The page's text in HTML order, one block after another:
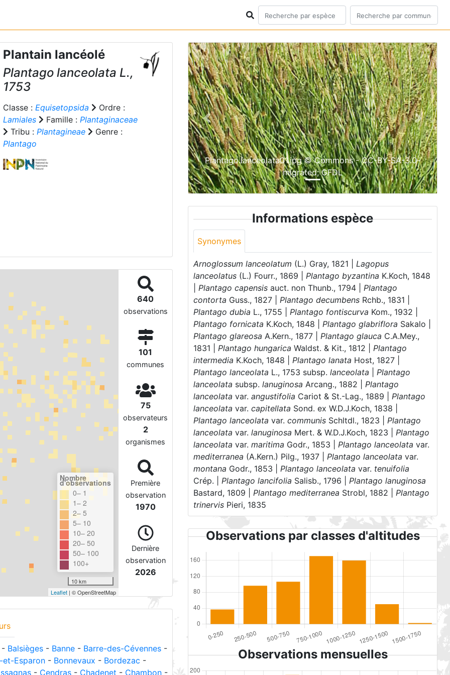
Plantain lancéolé
Plantago lanceolata L.,
1753
Classe : Equisetopsida
Ordre :
Lamiales
Famille : Plantaginaceae
Tribu : Plantagineae
Genre :
Plantago
Nombre
d'observations
0– 1
1– 2
2– 5
5– 10
10– 20
20– 50
50– 100
100+
10 km
Leaflet| © OpenStreetMap
640
observations
101
communes
75
observateurs
2
organismes
Première
observation
1970
Dernière
observation
2026
Balsièges - Banne - Barre-des-Cévennes -
et-Esparon - Bonnevaux - Bordezac -
- Cendras - Chadenet - Chambon -
Plantago.lanceolata01.jpg © Commons - CC-BY-SA-3.0-
migrated; GFDL
Previous Next
Informations espèce
Synonymes
Arnoglossum lanceolatum (L.) Gray, 1821 |Lagopus
lanceolatus (L.) Fourr., 1869 |Plantago byzantina K.Koch, 1848
|Plantago capensis auct. non Thunb., 1794 |Plantago
contorta Guss., 1827 |Plantago decumbens Rchb., 1831 |
Plantago dubia L., 1755 |Plantago fontiscurva Kom., 1932 |
Plantago fornicata K.Koch, 1848 |Plantago glabriflora Sakalo |
Plantago glareosa A.Kern., 1877 |Plantago glauca C.A.Mey.,
1831 |Plantago hungarica Waldst. & Kit., 1812 |Plantago
intermedia K.Koch, 1848 |Plantago lanata Host, 1827 |
Plantago lanceolata L., 1753 subsp. lanceolata |Plantago
lanceolata subsp. lanuginosa Arcang., 1882 |Plantago
lanceolatavar. angustifolia Cariot & St.-Lag., 1889 |Plantago
lanceolatavar. capitellata Sond. ex W.D.J.Koch, 1838 |
Plantago lanceolatavar. communis Schltdl., 1823 |Plantago
lanceolatavar. lanuginosa Mert. & W.D.J.Koch, 1823 |Plantago
lanceolatavar. maritima Godr., 1853 |Plantago lanceolatavar.
mediterranea (A.Kern.) Pilg., 1937 |Plantago lanceolatavar.
montana Godr., 1853 |Plantago lanceolatavar. tenuifolia
Crép. |Plantago lancifolia Salisb., 1796 |Plantago lanuginosa
Bastard, 1809 |Plantago mediterranea Strobl, 1882 |Plantago
trinervis Pieri, 1835
Observations par classes d'altitudes
Observations mensuelles